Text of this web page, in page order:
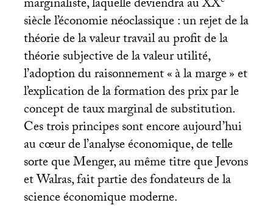
marginaliste, laquelle deviendra auXX
siècle l’économie néoclassique : un rejet de la
théorie de la valeur travail au profit de la
théorie subjective de la valeur utilité,
l’adoption du raisonnement «à la marge» et
l’explication de la formation des prix par le
concept de taux marginal de substitution.
Ces trois principes sont encore aujourd’hui
au cœur de l’analyse économique, de telle
sorte que Menger, au même titre que Jevons
et Walras, fait partie des fondateurs de la
science économique moderne.